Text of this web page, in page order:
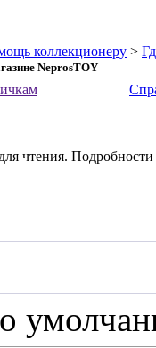
коллекционеру >
NeprosTOY
чтения.